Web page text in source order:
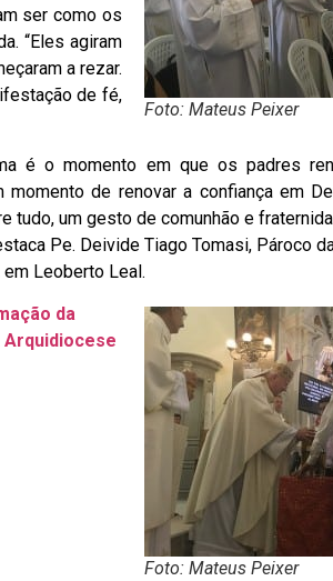
Foto: Mateus Peixer
ser como os
“Eles agiram
a rezar.
de fé,
é o momento em que os padres
momento de renovar a confiança em
tudo, um gesto de comunhão e
Pe. Deivide Tiago Tomasi, Pároco
Leoberto Leal.
Foto: Mateus Peixer
da
Arquidiocese